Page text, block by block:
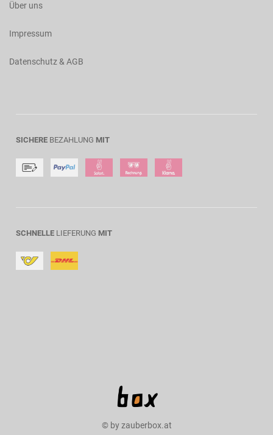
Über uns
Impressum
Datenschutz & AGB
SICHERE BEZAHLUNG MIT
SCHNELLE LIEFERUNG MIT
© by zauberbox.at